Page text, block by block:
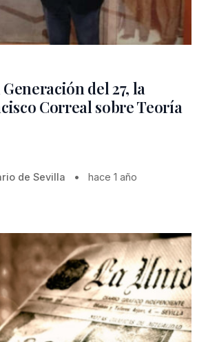
del 27, la
Correal sobre Teoría
de Sevilla • hace 1 año